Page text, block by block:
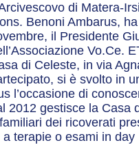
di Matera-
Benoni Ambarus,
il Presidente
Vo.Ce.
di Celeste, in via
si è svolto in
l’occasione di
2012 gestisce la Casa
dei ricoverati
terapie o esami in day